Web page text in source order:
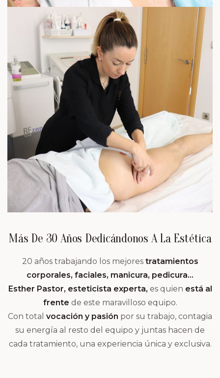
Más De 30 Años Dedicándonos A La Estética
20 años trabajando los mejores tratamientos
corporales, faciales, manicura, pedicura…
Esther Pastor, esteticista experta, es quien está al
frente de este maravilloso equipo.
Con total vocación y pasión por su trabajo, contagia
su energía al resto del equipo y juntas hacen de
cada tratamiento, una experiencia única y exclusiva.